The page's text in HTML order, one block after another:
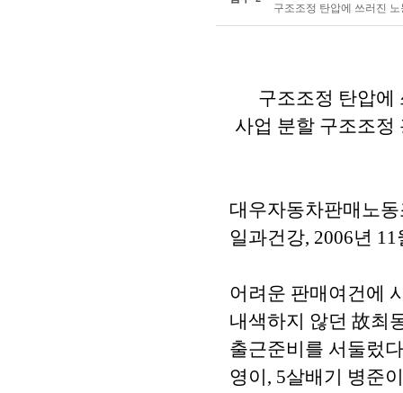
구조조정 탄압에 쓰러진
구조조정 탄압에
사업 분할 구조조정
대우자동차판매노
일과건강, 2006년 11
어려운 판매여건에
내색하지 않던 故최
출근준비를 서둘렀
영이, 5살배기 병준